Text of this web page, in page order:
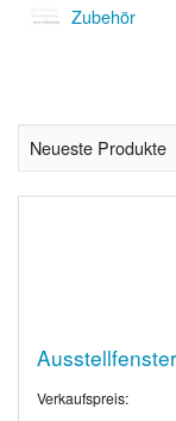
Zubehör
Neueste Produkte
Verkaufspreis: